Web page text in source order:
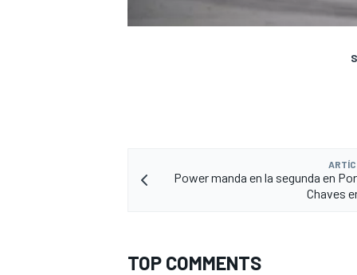
Power manda en la segunda en
Chaves
TOP COMMENTS